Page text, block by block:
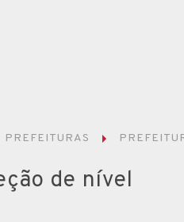
PREFEITURAS
de nível